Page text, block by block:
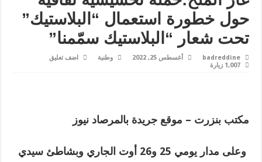
حول خطورة استعمال “البلاستيك”
تحت شعار “البلاستيك سمّمنا”
badreddine أغسطس 25, 2022 وطنية
اضف تعليق
1,007 زيارة
مكتب بنزرت – موقع جريدة بالمرصاد نيوز
وعلى مدار يومي 25 و26 أوت الجاري وبشاطئ سيدي